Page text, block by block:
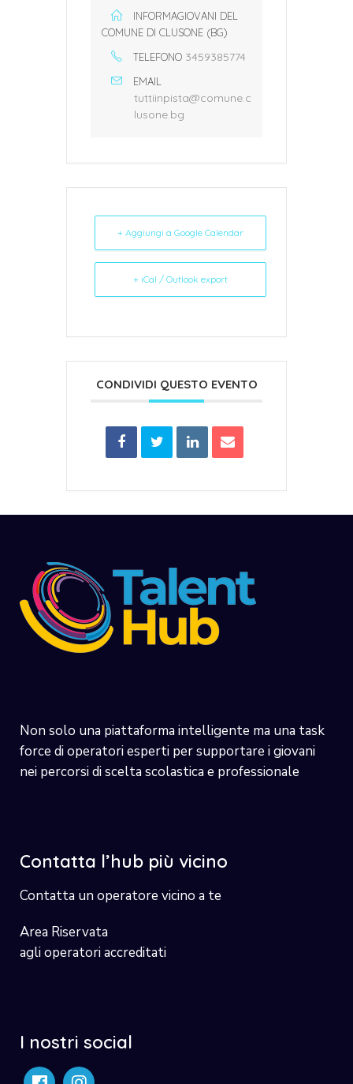
INFORMAGIOVANI DEL
COMUNE DI CLUSONE (BG)
TELEFONO 3459385774
EMAIL
tuttiinpista@comune.c
lusone.bg
+ Aggiungi a Google Calendar
+ iCal / Outlook export
CONDIVIDI QUESTO EVENTO
Non solo una piattaforma intelligente ma una task
force di operatori esperti per supportare i giovani
nei percorsi di scelta scolastica e professionale
Contatta l’hub più vicino
Contatta un operatore vicino a te
Area Riservata
agli operatori accreditati
I nostri social